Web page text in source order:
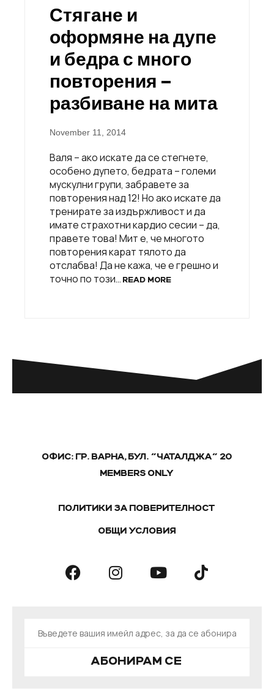
Стягане и
оформяне на дупе
и бедра с много
повторения –
разбиване на мита
November 11, 2014
Валя – ако искате да се стегнете,
особено дупето, бедрата – големи
мускулни групи, забравете за
повторения над 12! Но ако искате да
тренирате за издържливост и да
имате страхотни кардио сесии – да,
правете това! Мит е, че многото
повторения карат тялото да
отслабва! Да не кажа, че е грешно и
точно по този… READ MORE
ОФИС: ГР. ВАРНА, БУЛ. "ЧАТАЛДЖА" 20
MEMBERS ONLY
ПОЛИТИКИ ЗА ПОВЕРИТЕЛНОСТ
ОБЩИ УСЛОВИЯ
АБОНИРАМ СЕ